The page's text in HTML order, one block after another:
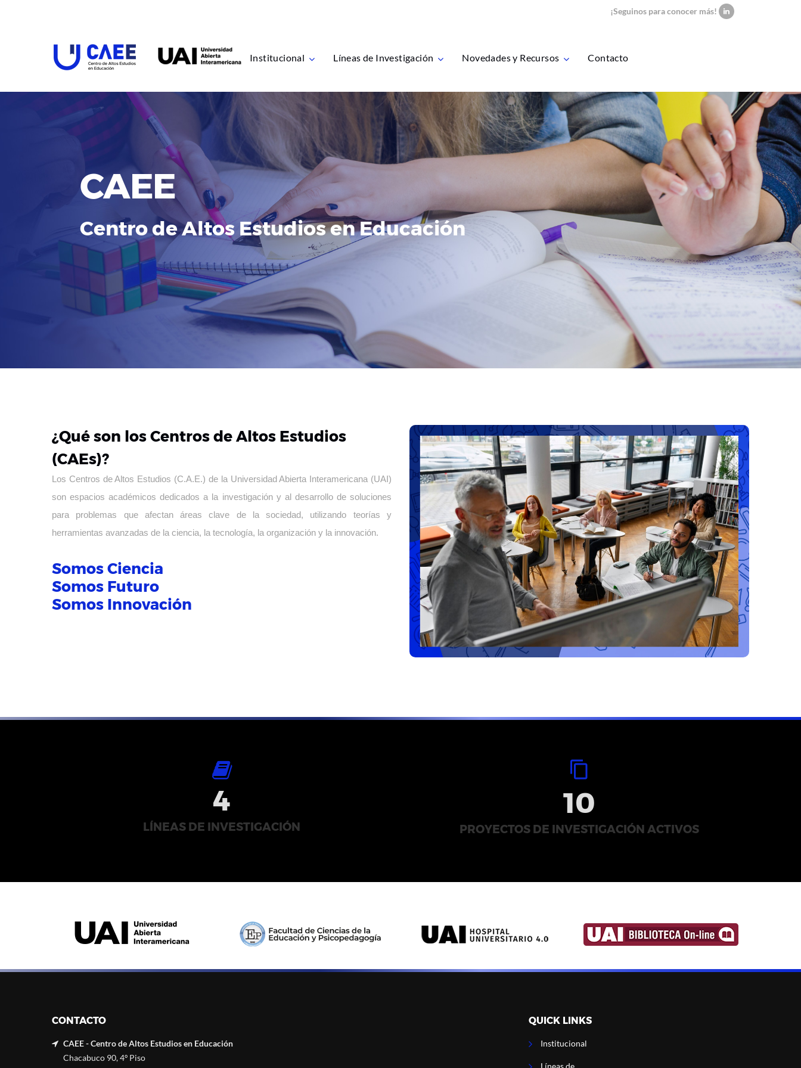
¡Seguinos para conocer más!
Institucional Líneas de Investigación Novedades y Recursos Contacto
CAEE
Centro de Altos Estudios en Educación
¿Qué son los Centros de Altos Estudios
(CAEs)?
Los Centros de Altos Estudios (C.A.E.) de la Universidad Abierta Interamericana (UAI)
son espacios académicos dedicados a la investigación y al desarrollo de soluciones
para problemas que afectan áreas clave de la sociedad, utilizando teorías y
herramientas avanzadas de la ciencia, la tecnología, la organización y la innovación.
Somos Ciencia
Somos Futuro
Somos Innovación
4
LÍNEAS DE INVESTIGACIÓN
10
PROYECTOS DE INVESTIGACIÓN ACTIVOS
CONTACTO
CAEE - Centro de Altos Estudios en Educación
Chacabuco 90, 4º Piso
QUICK LINKS
Institucional